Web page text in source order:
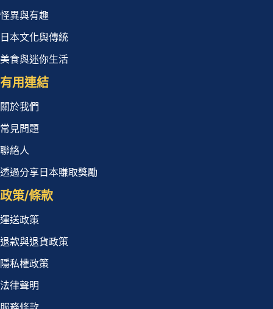
怪異與有趣
日本文化與傳統
美食與迷你生活
有用連結
關於我們
常見問題
聯絡人
透過分享日本賺取獎勵
政策/條款
運送政策
退款與退貨政策
隱私權政策
法律聲明